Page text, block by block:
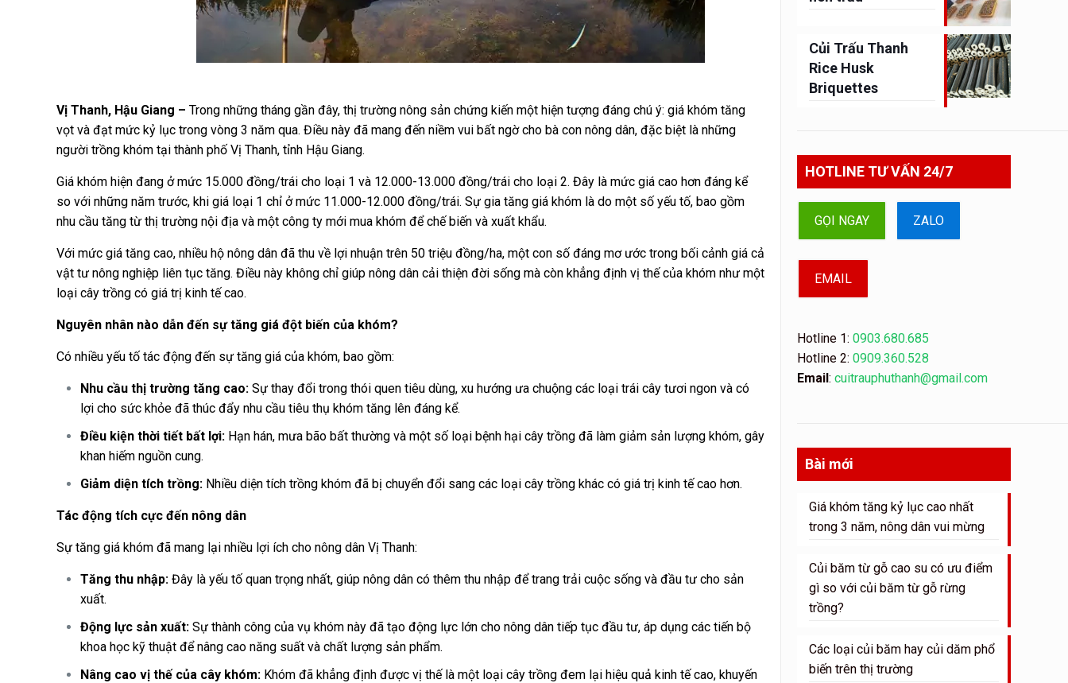
Vị Thanh, Hậu Giang – Trong những tháng gần đây, thị trường nông sản chứng kiến một hiện tượng đáng chú ý: giá khóm tăng
vọt và đạt mức kỷ lục trong vòng 3 năm qua. Điều này đã mang đến niềm vui bất ngờ cho bà con nông dân, đặc biệt là những
người trồng khóm tại thành phố Vị Thanh, tỉnh Hậu Giang.
Giá khóm hiện đang ở mức 15.000 đồng/trái cho loại 1 và 12.000-13.000 đồng/trái cho loại 2. Đây là mức giá cao hơn đáng kể
so với những năm trước, khi giá loại 1 chỉ ở mức 11.000-12.000 đồng/trái. Sự gia tăng giá khóm là do một số yếu tố, bao gồm
nhu cầu tăng từ thị trường nội địa và một công ty mới mua khóm để chế biến và xuất khẩu.
Với mức giá tăng cao, nhiều hộ nông dân đã thu về lợi nhuận trên 50 triệu đồng/ha, một con số đáng mơ ước trong bối cảnh giá cả
vật tư nông nghiệp liên tục tăng. Điều này không chỉ giúp nông dân cải thiện đời sống mà còn khẳng định vị thế của khóm như một
loại cây trồng có giá trị kinh tế cao.
Nguyên nhân nào dẫn đến sự tăng giá đột biến của khóm?
Có nhiều yếu tố tác động đến sự tăng giá của khóm, bao gồm:
Nhu cầu thị trường tăng cao: Sự thay đổi trong thói quen tiêu dùng, xu hướng ưa chuộng các loại trái cây tươi ngon và có
lợi cho sức khỏe đã thúc đẩy nhu cầu tiêu thụ khóm tăng lên đáng kể.
Điều kiện thời tiết bất lợi: Hạn hán, mưa bão bất thường và một số loại bệnh hại cây trồng đã làm giảm sản lượng khóm, gây
khan hiếm nguồn cung.
Giảm diện tích trồng: Nhiều diện tích trồng khóm đã bị chuyển đổi sang các loại cây trồng khác có giá trị kinh tế cao hơn.
Tác động tích cực đến nông dân
Sự tăng giá khóm đã mang lại nhiều lợi ích cho nông dân Vị Thanh:
Tăng thu nhập: Đây là yếu tố quan trọng nhất, giúp nông dân có thêm thu nhập để trang trải cuộc sống và đầu tư cho sản
xuất.
Động lực sản xuất: Sự thành công của vụ khóm này đã tạo động lực lớn cho nông dân tiếp tục đầu tư, áp dụng các tiến bộ
khoa học kỹ thuật để nâng cao năng suất và chất lượng sản phẩm.
Nâng cao vị thế của cây khóm: Khóm đã khẳng định được vị thế là một loại cây trồng đem lại hiệu quả kinh tế cao, khuyến
Củi Trấu Thanh
Rice Husk
Briquettes
HOTLINE TƯ VẤN 24/7
GỌI NGAY ZALO
EMAIL
Hotline 1: 0903.680.685
Hotline 2: 0909.360.528
Email: cuitrauphuthanh@gmail.com
Bài mới
Giá khóm tăng kỷ lục cao nhất
trong 3 năm, nông dân vui mừng
Củi băm từ gỗ cao su có ưu điểm
gì so với củi băm từ gỗ rừng
trồng?
Các loại củi băm hay củi dăm phổ
biến trên thị trường